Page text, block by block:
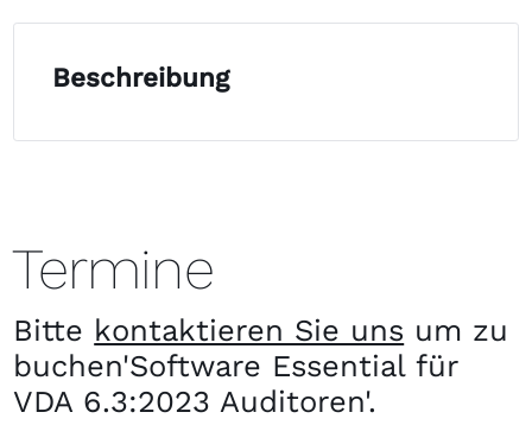
Beschreibung
Termine
Bitte kontaktieren Sie uns um zu
buchen'Software Essential für
VDA 6.3:2023 Auditoren'.